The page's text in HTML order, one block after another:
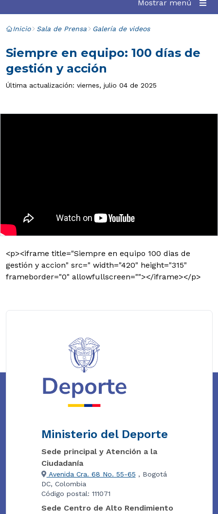
Mostrar menú
Inicio Sala de Prensa Galería de videos
Siempre en equipo: 100 días de
gestión y acción
Última actualización: viernes, julio 04 de 2025
<p><iframe title="Siempre en equipo 100 dias de
gestión y accion" src=" width="420" height="315"
frameborder="0" allowfullscreen=""></iframe></p>
Ministerio del Deporte
Sede principal y Atención a la
Ciudadanía
Avenida Cra. 68 No. 55-65 , Bogotá
DC, Colombia
Código postal: 111071
Sede Centro de Alto Rendimiento